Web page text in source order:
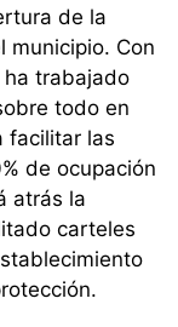
de la
municipio. Con
trabajado
todo en
facilitar las
de ocupación
atrás la
carteles